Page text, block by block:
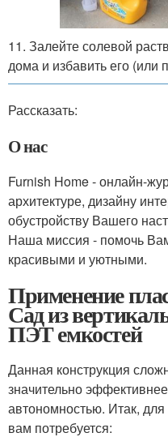
11. Залейте солевой
дома и избавить его (или
Рассказать:
О нас
Furnish Home - онлайн-
архитектуре, дизайну
обустройству Вашего
Наша миссия - помочь
красивыми и уютными.
Применение
Сад из
ПЭТ емкостей
Данная конструкция
значительно
автономностью. Итак, для
вам потребуется: